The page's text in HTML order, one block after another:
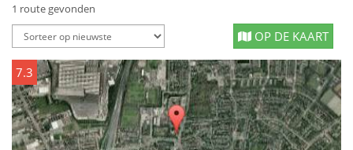
1 route gevonden
OP DE KAART
7.3